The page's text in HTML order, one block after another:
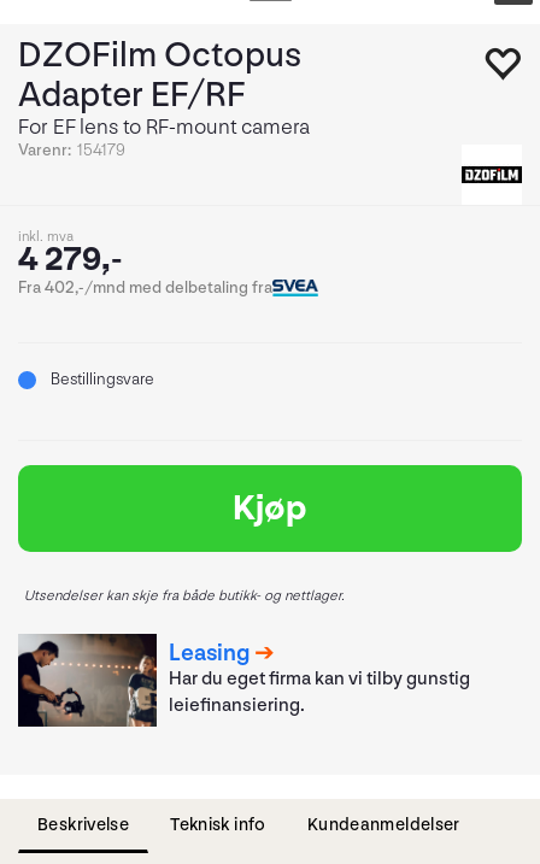
DZOFilm Octopus
Adapter EF/RF
For EF lens to RF-mount camera
Varenr: 154179
inkl. mva
4 279,-
Fra 402,-/mnd med delbetaling fra
Bestillingsvare
Kjøp
Utsendelser kan skje fra både butikk- og nettlager.
Leasing
Har du eget firma kan vi tilby gunstig
leiefinansiering.
Beskrivelse Teknisk info Kundeanmeldelser